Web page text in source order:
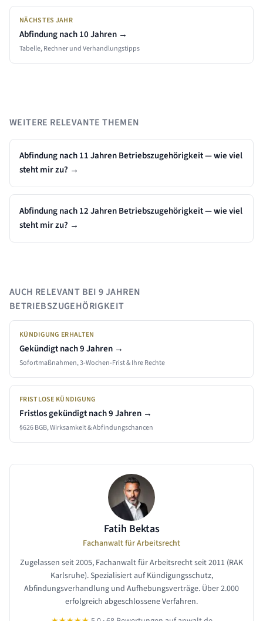
NÄCHSTES JAHR
Abfindung nach10Jahren →
Tabelle, Rechner und Verhandlungstipps
WEITERE RELEVANTE THEMEN
Abfindung nach 11 Jahren Betriebszugehörigkeit — wie viel
steht mir zu? →
Abfindung nach 12 Jahren Betriebszugehörigkeit — wie viel
steht mir zu? →
AUCH RELEVANT BEI9 JAHREN
BETRIEBSZUGEHÖRIGKEIT
KÜNDIGUNG ERHALTEN
Gekündigt nach9 Jahren →
Sofortmaßnahmen, 3-Wochen-Frist & Ihre Rechte
FRISTLOSE KÜNDIGUNG
Fristlos gekündigt nach9 Jahren →
§626 BGB, Wirksamkeit & Abfindungschancen
Fatih Bektas
Fachanwalt für Arbeitsrecht
Zugelassen seit 2005, Fachanwalt für Arbeitsrecht seit 2011 (RAK
Karlsruhe). Spezialisiert auf Kündigungsschutz,
Abfindungsverhandlung und Aufhebungsverträge. Über 2.000
erfolgreich abgeschlossene Verfahren.